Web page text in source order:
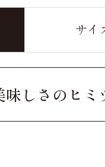
サイ
しさのヒミ